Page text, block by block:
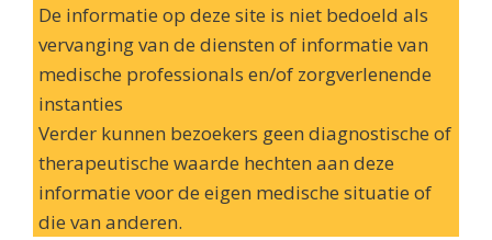
De informatie op deze site is niet bedoeld als
vervanging van de diensten of informatie van
medische professionals en/of zorgverlenende
instanties
Verder kunnen bezoekers geen diagnostische of
therapeutische waarde hechten aan deze
informatie voor de eigen medische situatie of
die van anderen.